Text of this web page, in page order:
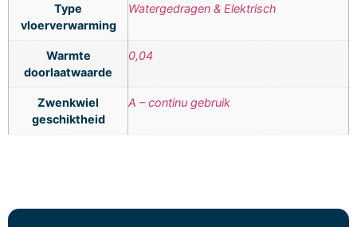
Type
vloerverwarming
Watergedragen & Elektrisch
Warmte
doorlaatwaarde
0,04
Zwenkwiel
geschiktheid
A – continu gebruik